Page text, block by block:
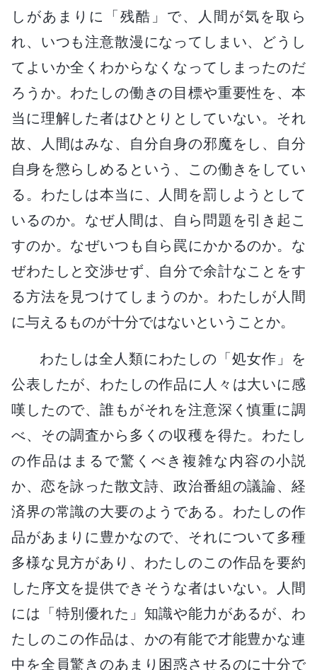
しがあまりに「残酷」で、人間が気を取ら
れ、いつも注意散漫になってしまい、どうし
てよいか全くわからなくなってしまったのだ
ろうか。わたしの働きの目標や重要性を、本
当に理解した者はひとりとしていない。それ
故、人間はみな、自分自身の邪魔をし、自分
自身を懲らしめるという、この働きをしてい
る。わたしは本当に、人間を罰しようとして
いるのか。なぜ人間は、自ら問題を引き起こ
すのか。なぜいつも自ら罠にかかるのか。な
ぜわたしと交渉せず、自分で余計なことをす
る方法を見つけてしまうのか。わたしが人間
に与えるものが十分ではないということか。
わたしは全人類にわたしの「処女作」を
公表したが、わたしの作品に人々は大いに感
嘆したので、誰もがそれを注意深く慎重に調
べ、その調査から多くの収穫を得た。わたし
の作品はまるで驚くべき複雑な内容の小説
か、恋を詠った散文詩、政治番組の議論、経
済界の常識の大要のようである。わたしの作
品があまりに豊かなので、それについて多種
多様な見方があり、わたしのこの作品を要約
した序文を提供できそうな者はいない。人間
には「特別優れた」知識や能力があるが、わ
たしのこの作品は、かの有能で才能豊かな連
中を全員驚きのあまり困惑させるのに十分で